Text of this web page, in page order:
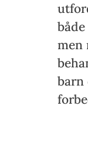
men
barn